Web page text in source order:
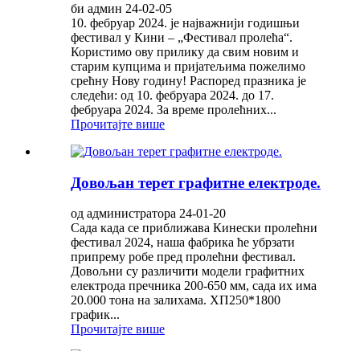
би админ 24-02-05
10. фебруар 2024. је најважнији годишњи
фестивал у Кини – „Фестивал пролећа“.
Користимо ову прилику да свим новим и
старим купцима и пријатељима пожелимо
срећну Нову годину! Распоред празника је
следећи: од 10. фебруара 2024. до 17.
фебруара 2024. За време пролећних...
Прочитајте више
Довољан терет графитне електроде.
од администратора 24-01-20
Сада када се приближава Кинески пролећни
фестивал 2024, наша фабрика ће убрзати
припрему робе пред пролећни фестивал.
Довољни су различити модели графитних
електрода пречника 200-650 мм, сада их има
20.000 тона на залихама. ХП250*1800
график...
Прочитајте више